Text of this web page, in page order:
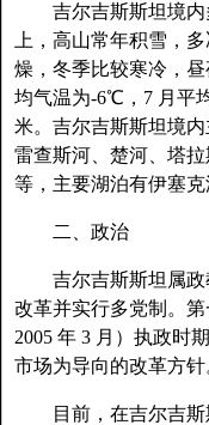
吉尔吉斯斯坦境内
上，高山常年积雪，
燥，冬季比较寒冷，
均气温为-6℃，7 月平
米。吉尔吉斯斯坦境
雷查斯河、楚河、塔
等，主要湖泊有伊塞克
二、政治
吉尔吉斯斯坦属政
改革并实行多党制。
2005 年 3 月）执政时
市场为导向的改革方针
目前，在吉尔吉斯